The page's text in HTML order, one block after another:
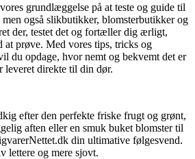
grundlæggelse på at teste og guide til
også slikbutikker, blomsterbutikker og
der, testet det og fortæller dig ærligt,
prøve. Med vores tips, tricks og
du opdage, hvor nemt og bekvemt det er
leveret direkte til din dør.
efter den perfekte friske frugt og grønt,
aften eller en smuk buket blomster til
din ultimative følgesvend.
lettere og mere sjovt.